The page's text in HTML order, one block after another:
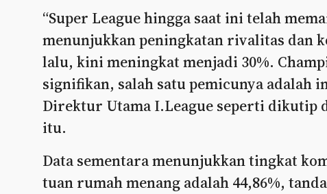
“Super League hingga saat ini telah
menunjukkan peningkatan rivalitas dan
lalu, kini meningkat menjadi 30%.
signifikan, salah satu pemicunya adalah
Direktur Utama I.League seperti
itu.
Data sementara menunjukkan tingkat
tuan rumah menang adalah 44,86%,